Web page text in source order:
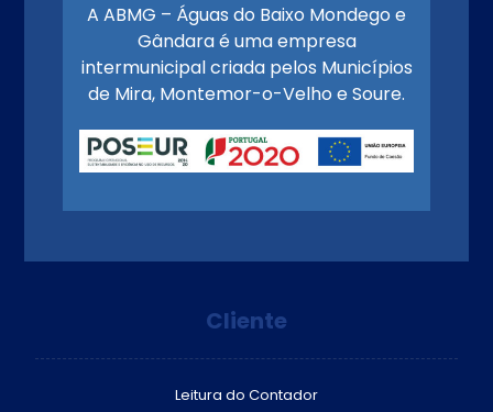
A ABMG – Águas do Baixo Mondego e
Gândara é uma empresa
intermunicipal criada pelos Municípios
de Mira, Montemor-o-Velho e Soure.
Cliente
Leitura do Contador